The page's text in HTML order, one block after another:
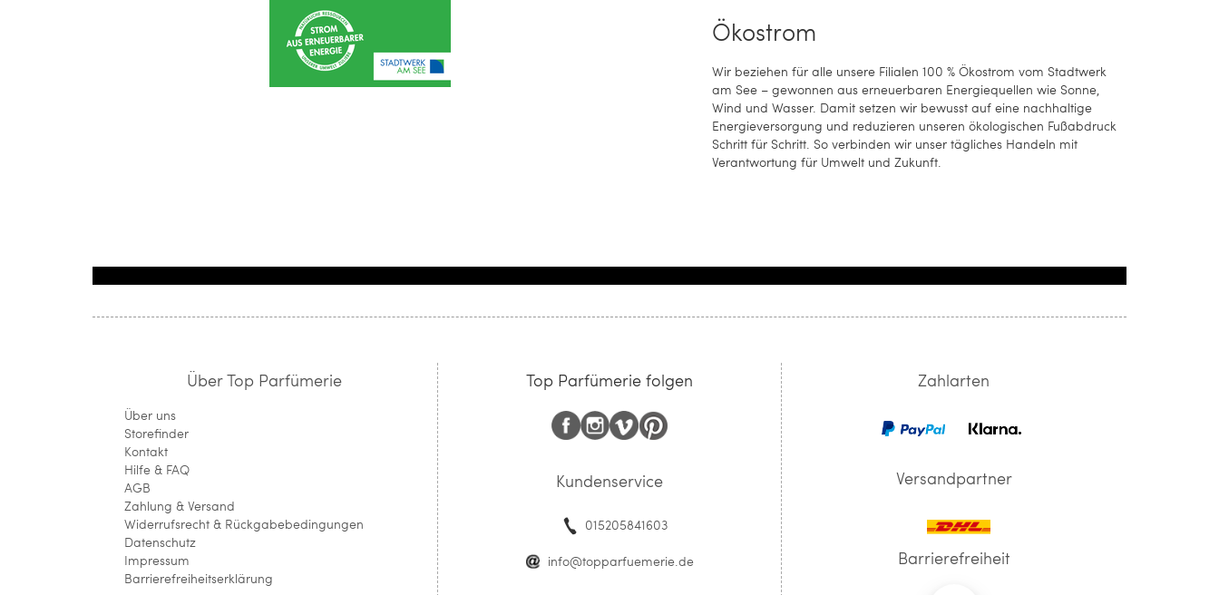
Ökostrom
Wir beziehen für alle unsere Filialen 100 % Ökostrom vom Stadtwerk
am See – gewonnen aus erneuerbaren Energiequellen wie Sonne,
Wind und Wasser. Damit setzen wir bewusst auf eine nachhaltige
Energieversorgung und reduzieren unseren ökologischen Fußabdruck
Schritt für Schritt. So verbinden wir unser tägliches Handeln mit
Verantwortung für Umwelt und Zukunft.
Über Top Parfümerie
Über uns
Storefinder
Kontakt
Hilfe & FAQ
AGB
Zahlung & Versand
Widerrufsrecht & Rückgabebedingungen
Datenschutz
Impressum
Barrierefreiheitserklärung
Top Parfümerie folgen
Kundenservice
015205841603
info@topparfuemerie.de
Zahlarten
Versandpartner
Barrierefreiheit